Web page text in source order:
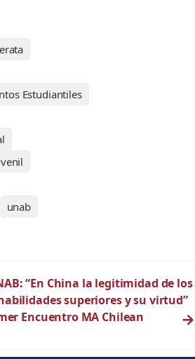
Estudiantiles
unab
“En China la legitimidad de los
superiores y su virtud”
Encuentro MA Chilean
→